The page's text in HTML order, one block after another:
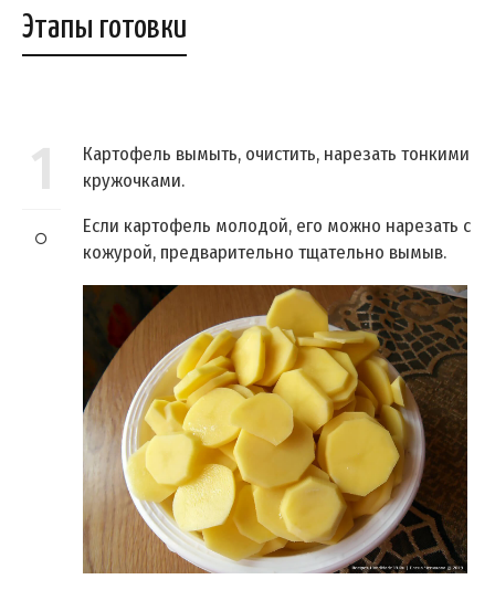
Этапы готовки
1
Картофель вымыть, очистить, нарезать тонкими
кружочками.
Если картофель молодой, его можно нарезать с
кожурой, предварительно тщательно вымыв.